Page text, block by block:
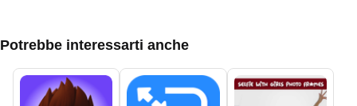
Potrebbe interessarti anche